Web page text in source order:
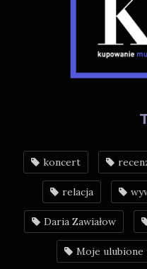
koncert
relacja
Daria Zawiałow
Moje ulubione